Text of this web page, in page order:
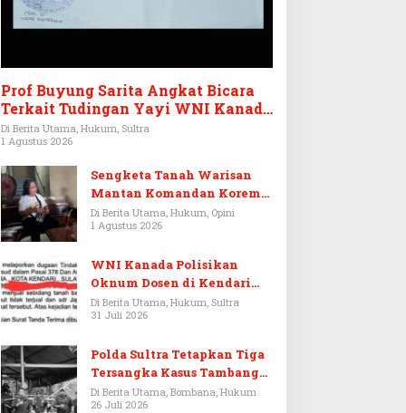
Prof Buyung Sarita Angkat Bicara
Terkait Tudingan Yayi WNI Kanada
Ditagih Utang Rp3,6 Miliar
Di Berita Utama, Hukum, Sultra
1 Agustus 2026
Sengketa Tanah Warisan
Mantan Komandan Korem
143/HO, Ketika Warisan
Menjadi Arena Pemerasan
Di Berita Utama, Hukum, Opini
1 Agustus 2026
WNI Kanada Polisikan
Oknum Dosen di Kendari
Terkait Aset Puluhan Miliar
Di Berita Utama, Hukum, Sultra
31 Juli 2026
Polda Sultra Tetapkan Tiga
Tersangka Kasus Tambang
Emas Ilegal di Bombana
Di Berita Utama, Bombana, Hukum
26 Juli 2026